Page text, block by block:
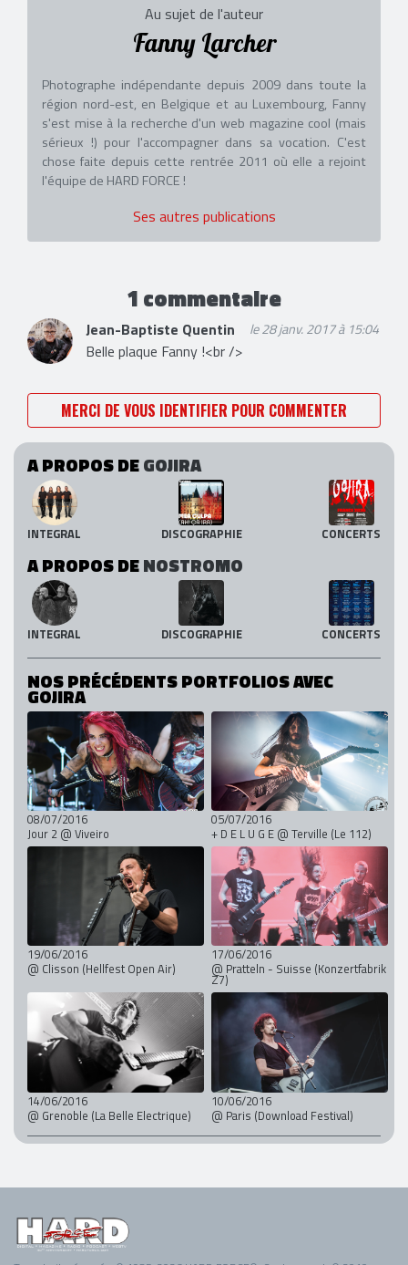
Au sujet de l'auteur
Fanny Larcher
Photographe indépendante depuis 2009 dans toute la
région nord-est, en Belgique et au Luxembourg, Fanny
s'est mise à la recherche d'un web magazine cool (mais
sérieux !) pour l'accompagner dans sa vocation. C'est
chose faite depuis cette rentrée 2011 où elle a rejoint
l'équipe de HARD FORCE !
Ses autres publications
1 commentaire
Jean-Baptiste Quentin le 28 janv. 2017 à 15:04
Belle plaque Fanny !<br />
MERCI DE VOUS IDENTIFIER POUR COMMENTER
A PROPOS DEGOJIRA
INTEGRAL DISCOGRAPHIE CONCERTS
A PROPOS DENOSTROMO
INTEGRAL DISCOGRAPHIE CONCERTS
NOS PRÉCÉDENTS PORTFOLIOS AVEC
GOJIRA
08/07/2016
Jour 2 @ Viveiro
05/07/2016
+ D E L U G E @ Terville (Le 112)
19/06/2016
@ Clisson (Hellfest Open Air)
17/06/2016
@ Pratteln - Suisse (Konzertfabrik
Z7)
14/06/2016
@ Grenoble (La Belle Electrique)
10/06/2016
@ Paris (Download Festival)